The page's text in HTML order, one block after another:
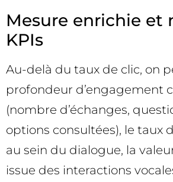
Mesure enrichie et
KPIs
Au-delà du taux de clic, on
profondeur d’engagement
(nombre d’échanges,
options consultées), le taux
au sein du dialogue, la
issue des interactions